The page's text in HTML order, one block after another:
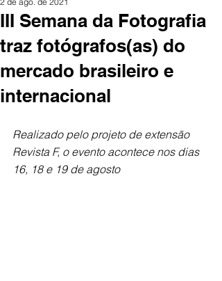
III Semana da Fotografia
traz fotógrafos(as) do
mercado brasileiro e
internacional
Realizado pelo projeto de extensão
Revista F, o evento acontece nos dias
16, 18 e 19 de agosto